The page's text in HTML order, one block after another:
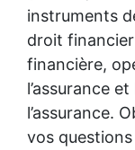
instruments
droit
financière,
l’assurance
l’assurance.
vos